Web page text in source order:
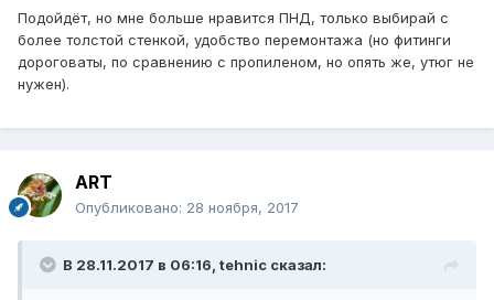
Подойдёт, но мне больше нравится ПНД, только выбирай с
более толстой стенкой, удобство перемонтажа (но фитинги
дороговаты, по сравнению с пропиленом, но опять же, утюг не
нужен).
ART
Опубликовано: 28 ноября, 2017
В 28.11.2017 в 06:16, tehnic сказал: